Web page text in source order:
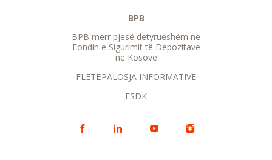
BPB
BPB merr pjesë detyrueshëm në
Fondin e Sigurimit të Depozitave
në Kosovë
FLETËPALOSJA INFORMATIVE
FSDK